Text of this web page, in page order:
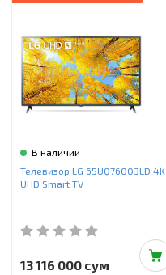
В наличии
Телевизор LG 65UQ76003LD 4K
UHD Smart TV
13 116 000 сум